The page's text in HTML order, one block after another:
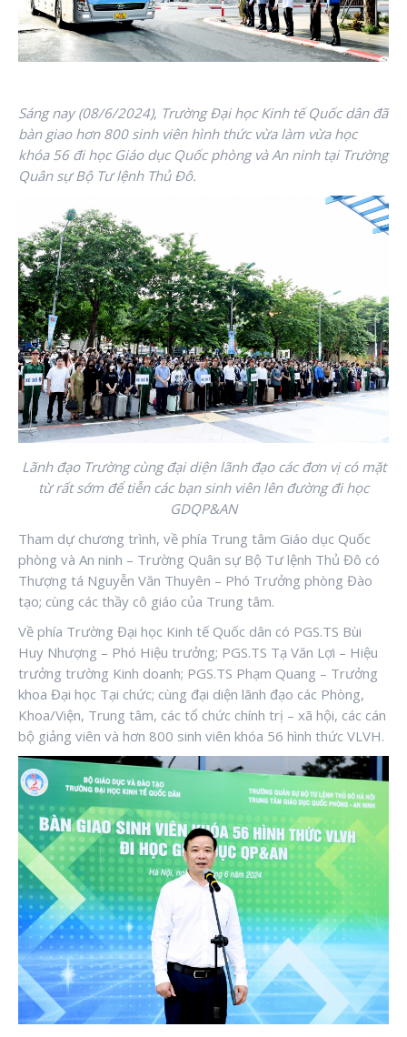
Sáng nay (08/6/2024), Trường Đại học Kinh tế Quốc dân đã
bàn giao hơn 800 sinh viên hình thức vừa làm vừa học
khóa 56 đi học Giáo dục Quốc phòng và An ninh tại Trường
Quân sự Bộ Tư lệnh Thủ Đô.
Lãnh đạo Trường cùng đại diện lãnh đạo các đơn vị có mặt
từ rất sớm để tiễn các bạn sinh viên lên đường đi học
GDQP&AN
Tham dự chương trình, về phía Trung tâm Giáo dục Quốc
phòng và An ninh – Trường Quân sự Bộ Tư lệnh Thủ Đô có
Thượng tá Nguyễn Văn Thuyên – Phó Trưởng phòng Đào
tạo; cùng các thầy cô giáo của Trung tâm.
Về phía Trường Đại học Kinh tế Quốc dân có PGS.TS Bùi
Huy Nhượng – Phó Hiệu trưởng; PGS.TS Tạ Văn Lợi – Hiệu
trưởng trường Kinh doanh; PGS.TS Phạm Quang – Trưởng
khoa Đại học Tại chức; cùng đại diện lãnh đạo các Phòng,
Khoa/Viện, Trung tâm, các tổ chức chính trị – xã hội, các cán
bộ giảng viên và hơn 800 sinh viên khóa 56 hình thức VLVH.